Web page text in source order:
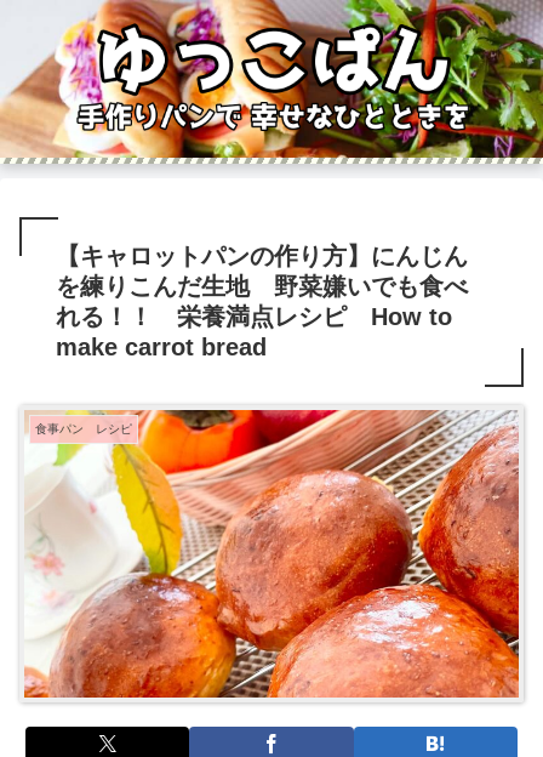
【キャロットパンの作り方】にんじん
を練りこんだ生地 野菜嫌いでも食べ
れる！！ 栄養満点レシピ How to
make carrot bread
食事パン レシピ